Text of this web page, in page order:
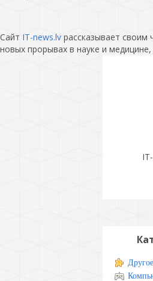
Сайт IT-news.lv рассказывает своим
новых прорывах в науке и
Другое